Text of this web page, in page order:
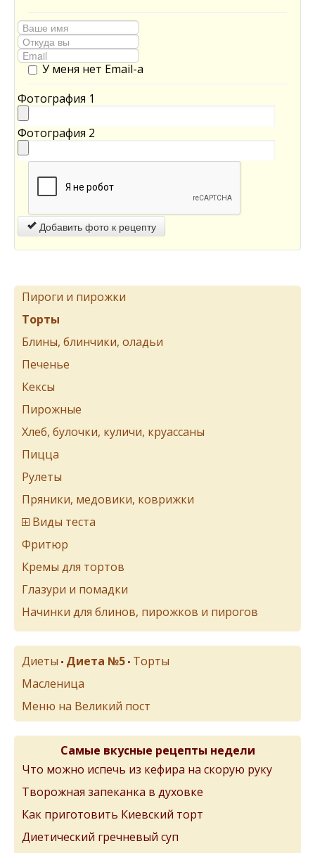
У меня нет Email-а
Фотография 1
Фотография 2
Добавить фото к рецепту
Пироги и пирожки
Торты
Блины, блинчики, оладьи
Печенье
Кексы
Пирожные
Хлеб, булочки, куличи, круассаны
Пицца
Рулеты
Пряники, медовики, коврижки
Виды теста
Фритюр
Кремы для тортов
Глазури и помадки
Начинки для блинов, пирожков и пирогов
Диеты • Диета №5 • Торты
Масленица
Меню на Великий пост
Самые вкусные рецепты недели
Что можно испечь из кефира на скорую руку
Творожная запеканка в духовке
Как приготовить Киевский торт
Диетический гречневый суп